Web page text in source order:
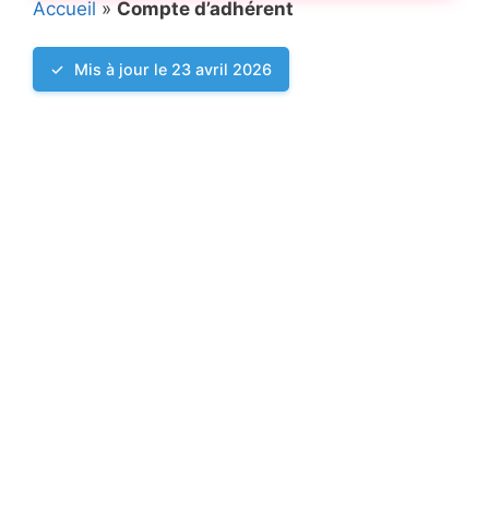
Accueil » Compte d’adhérent
Mis à jour le 23 avril 2026